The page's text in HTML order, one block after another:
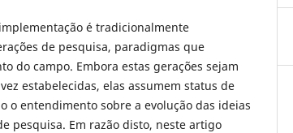
é tradicionalmente
de pesquisa, paradigmas que
do campo. Embora estas gerações sejam
estabelecidas, elas assumem status de
o entendimento sobre a evolução das ideias
pesquisa. Em razão disto, neste artigo